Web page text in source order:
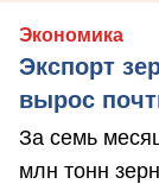
Экономика
Экспорт
вырос
За семь
млн тонн